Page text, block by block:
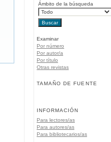
Ámbito de la búsqueda
Examinar
Por número
Por autor/a
Por título
Otras revistas
TAMAÑO DE FUENTE
INFORMACIÓN
Para lectores/as
Para autores/as
Para bibliotecarios/as